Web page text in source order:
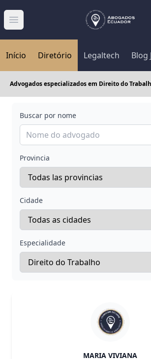
Abrir menú
Início Diretório Legaltech Blog
Advogados especializados em Direito do
Buscar por nome
Provincia
Cidade
Especialidade
MARIA VIVIANA